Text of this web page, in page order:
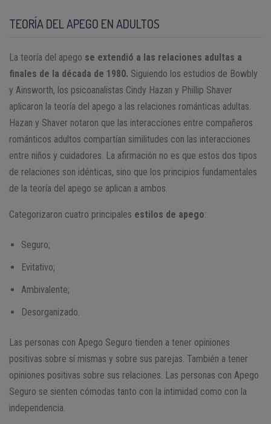
TEORÍA DEL APEGO EN ADULTOS
La teoría del apego se extendió a las relaciones adultas a
finales de la década de 1980. Siguiendo los estudios de Bowbly
y Ainsworth, los psicoanalistas Cindy Hazan y Phillip Shaver
aplicaron la teoría del apego a las relaciones románticas adultas.
Hazan y Shaver notaron que las interacciones entre compañeros
románticos adultos compartían similitudes con las interacciones
entre niños y cuidadores. La afirmación no es que estos dos tipos
de relaciones son idénticas, sino que los principios fundamentales
de la teoría del apego se aplican a ambos.
Categorizaron cuatro principales estilos de apego:
Seguro;
Evitativo;
Ambivalente;
Desorganizado.
Las personas con Apego Seguro tienden a tener opiniones
positivas sobre sí mismas y sobre sus parejas. También a tener
opiniones positivas sobre sus relaciones. Las personas con Apego
Seguro se sienten cómodas tanto con la intimidad como con la
independencia.